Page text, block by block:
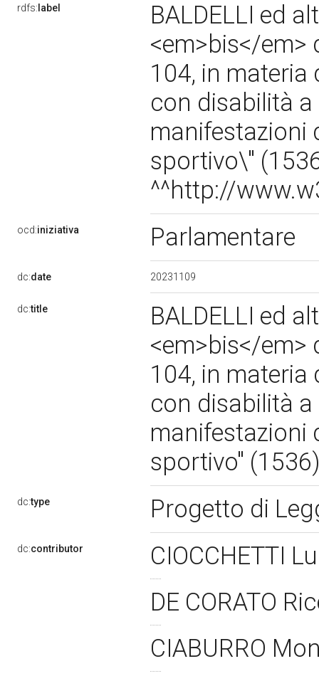
rdfs: label
BALDELLI ed
<em>bis</em>
104, in materia
con disabilità
manifestazioni
sportivo\"
^^http://
ocd:iniziativa Parlamentare
dc:date 20231109
dc:title
BALDELLI ed
<em>bis</em>
104, in materia
con disabilità
manifestazioni
sportivo"
dc:type Progetto di
dc:contributor
CIOCCHETTI
DE CORATO
CIABURRO